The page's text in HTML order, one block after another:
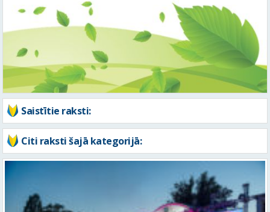
Saistītie raksti:
Citi raksti šajā kategorijā: